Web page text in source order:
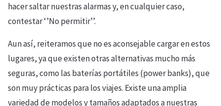
hacer saltar nuestras alarmas y, en cualquier caso,
contestar ‘’No permitir’’.
Aun así, reiteramos que no es aconsejable cargar en estos
lugares, ya que existen otras alternativas mucho más
seguras, como las baterías portátiles (power banks), que
son muy prácticas para los viajes. Existe una amplia
variedad de modelos y tamaños adaptados a nuestras